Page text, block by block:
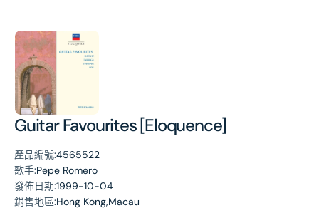
Guitar Favourites [Eloquence]
產品編號:4565522
歌手:Pepe Romero
發佈日期:1999-10-04
銷售地區:Hong Kong,Macau